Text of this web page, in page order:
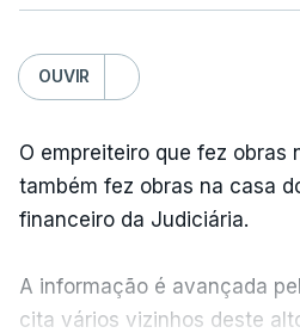
OUVIR
O empreiteiro que fez obras
também fez obras na casa
financeiro da Judiciária.
A informação é avançada
cita vários vizinhos deste